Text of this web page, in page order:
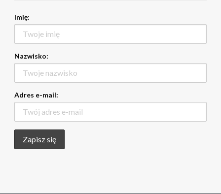
Imię:
Nazwisko:
Adres e-mail: